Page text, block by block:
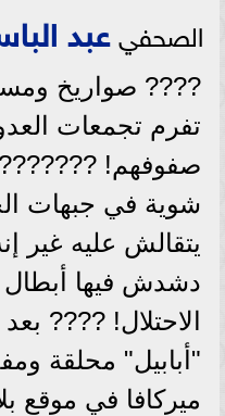
الصحفيعبد
???? صواريخ
تفرم تجمعات
صفوفهم!
شوية في جبهات
يتقالش عليه غير
دشدش فيها أبطال
الاحتلال! ????
"أبابيل" محلقة
ميركافا في موقع